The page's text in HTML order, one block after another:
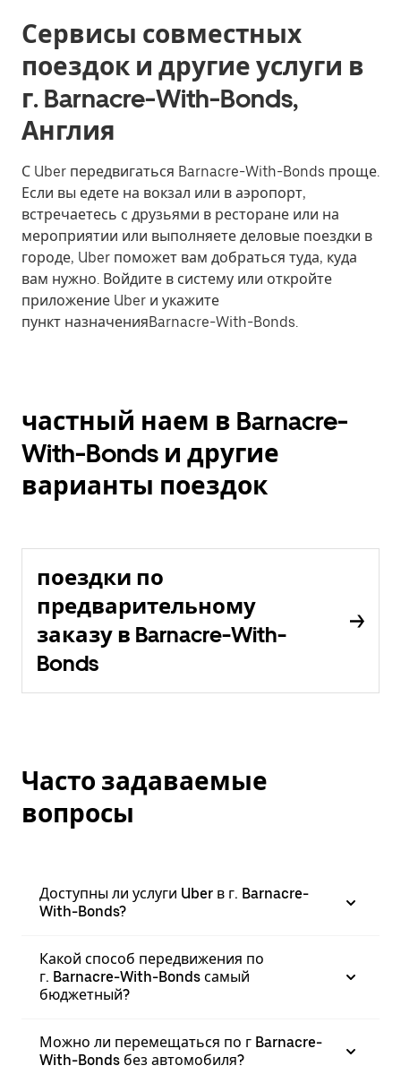
Сервисы совместных
поездок и другие услуги в
г. Barnacre-With-Bonds,
Англия
С Uber передвигаться Barnacre-With-Bonds проще.
Если вы едете на вокзал или в аэропорт,
встречаетесь с друзьями в ресторане или на
мероприятии или выполняете деловые поездки в
городе, Uber поможет вам добраться туда, куда
вам нужно. Войдите в систему или откройте
приложение Uber и укажите
пункт назначенияBarnacre-With-Bonds.
частный наем в Barnacre-
With-Bonds и другие
варианты поездок
поездки по
предварительному
заказу в Barnacre-With-
Bonds
Часто задаваемые
вопросы
Доступны ли услуги Uber в г. Barnacre-
With-Bonds?
Какой способ передвижения по
г. Barnacre-With-Bonds самый
бюджетный?
Можно ли перемещаться по г Barnacre-
With-Bonds без автомобиля?